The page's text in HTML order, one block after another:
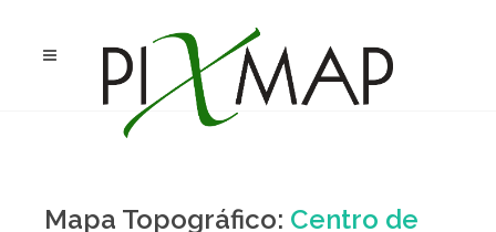
Mapa Topográfico: Centro de